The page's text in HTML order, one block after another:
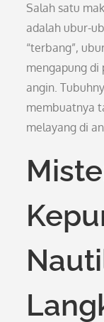
Salah satu
adalah ubur-
“terbang”,
mengapung di
angin.
membuatnya
melayang di